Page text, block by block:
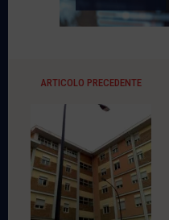
ARTICOLO PRECEDENTE